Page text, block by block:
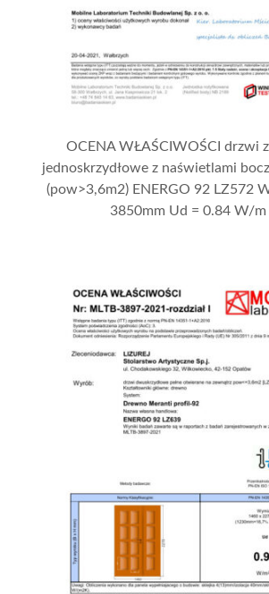
OCENA WŁAŚCIWOŚCI drzwi
jednoskrzydłowe z naświetlami
(pow>3,6m2) ENERGO 92 LZ572
3850mm Ud = 0.84 W/m